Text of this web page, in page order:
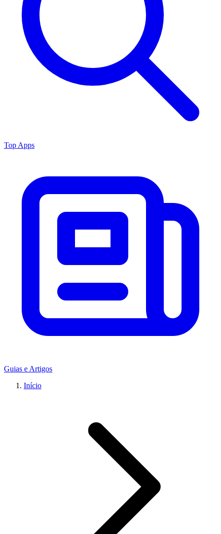
Top Apps
Guias e Artigos
Início